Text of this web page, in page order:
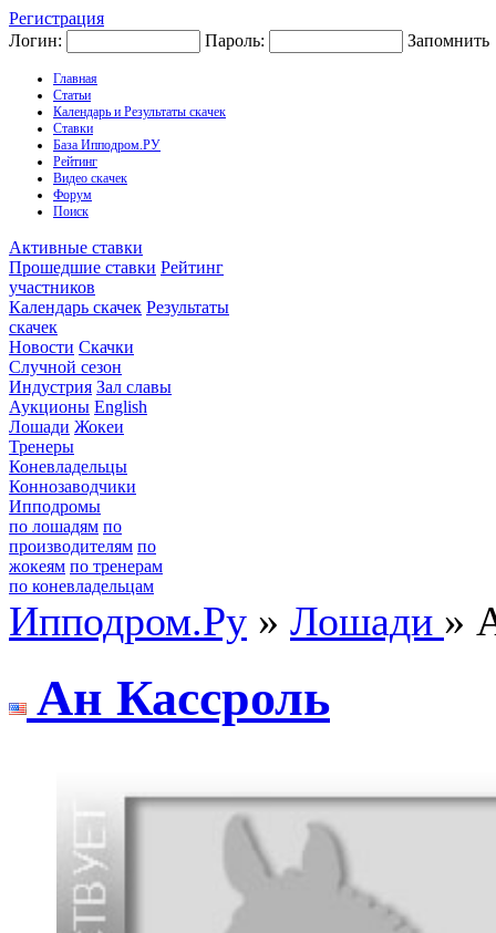
Регистрация
Логин:
Пароль: Запомнить
Главная
Статьи
Календарь и Результаты скачек
Ставки
База Ипподром.РУ
Рейтинг
Видео скачек
Форум
Поиск
Активные ставки
Прошедшие ставки Рейтинг
участников
Календарь скачек Результаты
скачек
Новости Скачки
Случной сезон
Индустрия Зал славы
Аукционы English
Лошади Жокеи
Тренеры
Коневладельцы
Коннозаводчики
Ипподромы
по лошадям по
производителям по
жокеям по тренерам
по коневладельцам
Ипподром.Ру » Лошади »
Aн Каccроль